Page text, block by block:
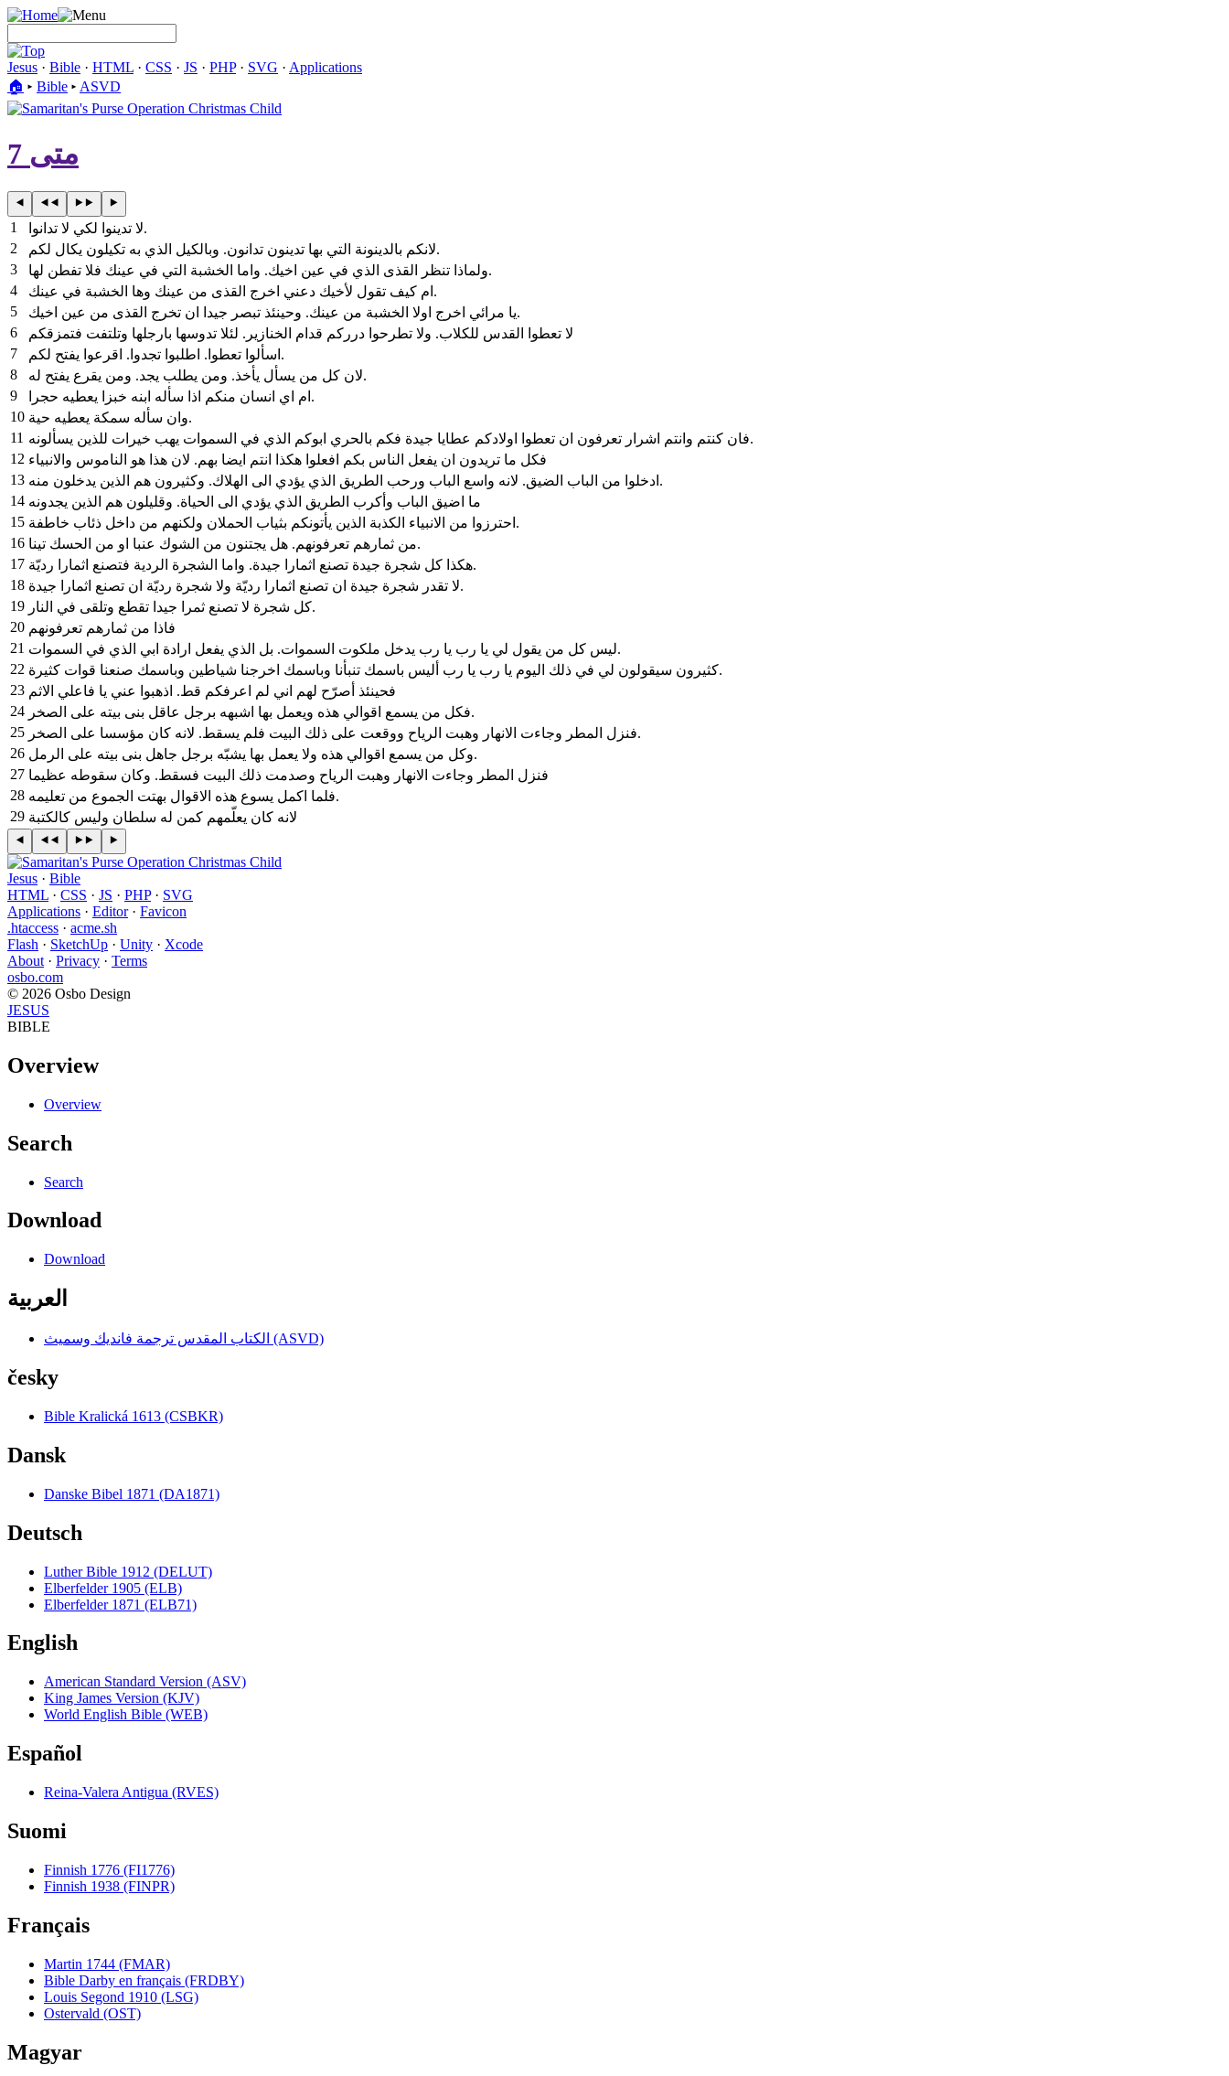
Jesus · Bible · HTML · CSS · JS · PHP· SVG · Applications
🏠︎ ▸ Bible ▸ ASVD
متى 7
1
لا تدينوا لكي لا تدانوا.
2
لانكم بالدينونة التي بها تدينون تدانون. وبالكيل الذي به تكيلون يكال لكم.
3
ولماذا تنظر القذى الذي في عين اخيك. واما الخشبة التي في عينك فلا تفطن لها.
4
ام كيف تقول لأخيك دعني اخرج القذى من عينك وها الخشبة في عينك.
5
يا مرائي اخرج اولا الخشبة من عينك. وحينئذ تبصر جيدا ان تخرج القذى من عين اخيك.
6
لا تعطوا القدس للكلاب. ولا تطرحوا درركم قدام الخنازير. لئلا تدوسها بارجلها وتلتفت فتمزقكم
7
اسألوا تعطوا. اطلبوا تجدوا. اقرعوا يفتح لكم.
8
لان كل من يسأل يأخذ. ومن يطلب يجد. ومن يقرع يفتح له.
9
ام اي انسان منكم اذا سأله ابنه خبزا يعطيه حجرا.
10
وان سأله سمكة يعطيه حية.
11
فان كنتم وانتم اشرار تعرفون ان تعطوا اولادكم عطايا جيدة فكم بالحري ابوكم الذي في السموات يهب خيرات للذين يسألونه.
12 فكل ما تريدون ان يفعل الناس بكم افعلوا هكذا انتم ايضا بهم. لان هذا هو الناموس والانبياء
13
ادخلوا من الباب الضيق. لانه واسع الباب ورحب الطريق الذي يؤدي الى الهلاك. وكثيرون هم الذين يدخلون منه.
14 ما اضيق الباب وأكرب الطريق الذي يؤدي الى الحياة. وقليلون هم الذين يجدونه
15
احترزوا من الانبياء الكذبة الذين يأتونكم بثياب الحملان ولكنهم من داخل ذئاب خاطفة.
16
من ثمارهم تعرفونهم. هل يجتنون من الشوك عنبا او من الحسك تينا.
17
هكذا كل شجرة جيدة تصنع اثمارا جيدة. واما الشجرة الردية فتصنع اثمارا رديّة.
18
لا تقدر شجرة جيدة ان تصنع اثمارا رديّة ولا شجرة رديّة ان تصنع اثمارا جيدة.
19
كل شجرة لا تصنع ثمرا جيدا تقطع وتلقى في النار.
20 فاذا من ثمارهم تعرفونهم
21
ليس كل من يقول لي يا رب يا رب يدخل ملكوت السموات. بل الذي يفعل ارادة ابي الذي في السموات.
22
كثيرون سيقولون لي في ذلك اليوم يا رب يا رب أليس باسمك تنبأنا وباسمك اخرجنا شياطين وباسمك صنعنا قوات كثيرة.
23 فحينئذ أصرّح لهم اني لم اعرفكم قط. اذهبوا عني يا فاعلي الاثم
24
فكل من يسمع اقوالي هذه ويعمل بها اشبهه برجل عاقل بنى بيته على الصخر.
25
فنزل المطر وجاءت الانهار وهبت الرياح ووقعت على ذلك البيت فلم يسقط. لانه كان مؤسسا على الصخر.
26
وكل من يسمع اقوالي هذه ولا يعمل بها يشبّه برجل جاهل بنى بيته على الرمل.
27 فنزل المطر وجاءت الانهار وهبت الرياح وصدمت ذلك البيت فسقط. وكان سقوطه عظيما
28
فلما اكمل يسوع هذه الاقوال بهتت الجموع من تعليمه.
29 لانه كان يعلّمهم كمن له سلطان وليس كالكتبة
Jesus · Bible
HTML · CSS · JS · PHP· SVG
Applications · Editor· Favicon
.htaccess · acme.sh
Flash · SketchUp · Unity · Xcode
About · Privacy · Terms
osbo.com
© 2026 Osbo Design
JESUS
BIBLE
Overview
Overview
Search
Search
Download
Download
العربية
الكتاب المقدس ترجمة فانديك وسميث (ASVD)
česky
Bible Kralická 1613 (CSBKR)
Dansk
Danske Bibel 1871 (DA1871)
Deutsch
Luther Bible 1912 (DELUT)
Elberfelder 1905 (ELB)
Elberfelder 1871 (ELB71)
English
American Standard Version (ASV)
King James Version (KJV)
World English Bible (WEB)
Español
Reina-Valera Antigua (RVES)
Suomi
Finnish 1776 (FI1776)
Finnish 1938 (FINPR)
Français
Martin 1744 (FMAR)
Bible Darby en français (FRDBY)
Louis Segond 1910 (LSG)
Ostervald (OST)
Magyar